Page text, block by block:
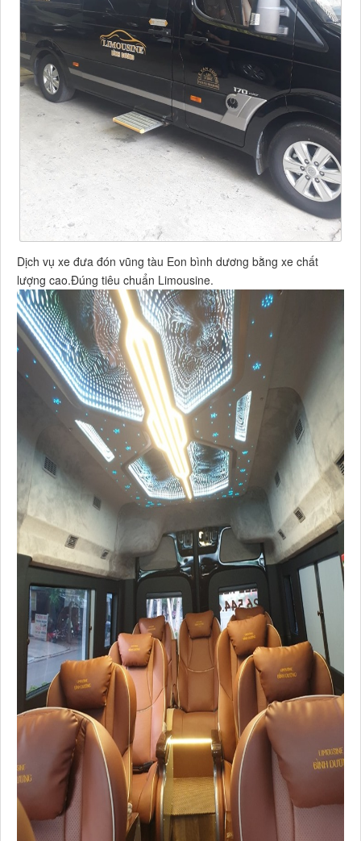
Dịch vụ xe đưa đón vũng tàu Eon bình dương bằng xe chất
lượng cao.Đúng tiêu chuẩn Limousine.